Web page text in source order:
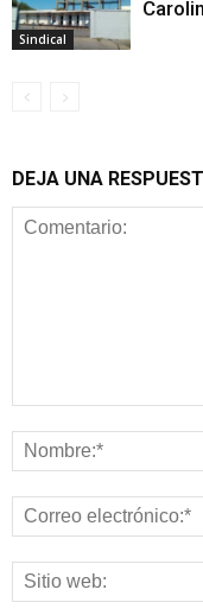
Sindical
DEJA UNA